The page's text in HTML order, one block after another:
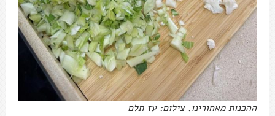
ההכנות מאחורינו. צילום: עז תלם